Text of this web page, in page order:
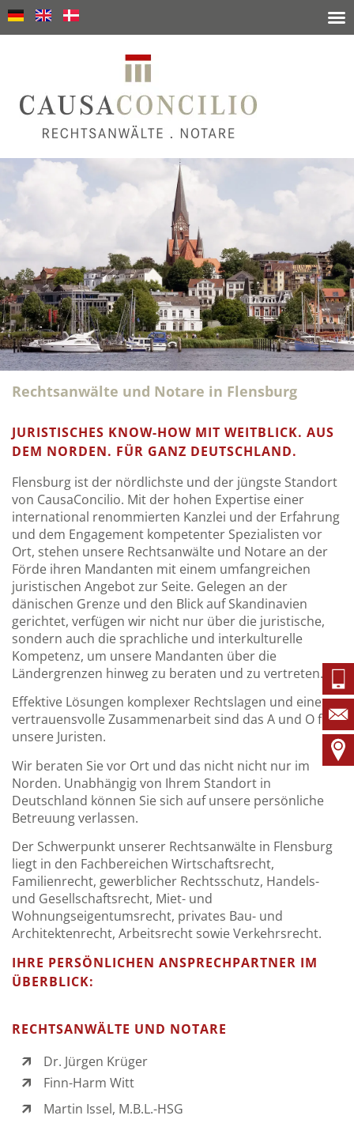
Rechtsanwälte und Notare in Flensburg
JURISTISCHES KNOW-HOW MIT WEITBLICK. AUS
DEM NORDEN. FÜR GANZ DEUTSCHLAND.
Flensburg ist der nördlichste und der jüngste Standort
von CausaConcilio. Mit der hohen Expertise einer
international renommierten Kanzlei und der Erfahrung
und dem Engagement kompetenter Spezialisten vor
Ort, stehen unsere Rechtsanwälte und Notare an der
Förde ihren Mandanten mit einem umfangreichen
juristischen Angebot zur Seite. Gelegen an der
dänischen Grenze und den Blick auf Skandinavien
gerichtet, verfügen wir nicht nur über die juristische,
sondern auch die sprachliche und interkulturelle
Kompetenz, um unsere Mandanten über die
Ländergrenzen hinweg zu beraten und zu vertreten.
Effektive Lösungen komplexer Rechtslagen und eine
vertrauensvolle Zusammenarbeit sind das A und O für
unsere Juristen.
Wir beraten Sie vor Ort und das nicht nicht nur im
Norden. Unabhängig von Ihrem Standort in
Deutschland können Sie sich auf unsere persönliche
Betreuung verlassen.
Der Schwerpunkt unserer Rechtsanwälte in Flensburg
liegt in den Fachbereichen Wirtschaftsrecht,
Familienrecht, gewerblicher Rechtsschutz, Handels-
und Gesellschaftsrecht, Miet- und
Wohnungseigentumsrecht, privates Bau- und
Architektenrecht, Arbeitsrecht sowie Verkehrsrecht.
IHRE PERSÖNLICHEN ANSPRECHPARTNER IM
ÜBERBLICK:
RECHTSANWÄLTE UND NOTARE
Dr. Jürgen Krüger
Finn-Harm Witt
Martin Issel, M.B.L.-HSG